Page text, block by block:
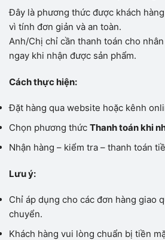
Đây là phương thức được khách
vì tính đơn giản và an toàn.
Anh/Chị chỉ cần thanh toán cho
ngay khi nhận được sản phẩm.
Cách thực hiện:
Đặt hàng qua website hoặc kênh
Chọn phương thức Thanh toán khi
Nhận hàng – kiểm tra – thanh toán
Lưu ý:
Chỉ áp dụng cho các đơn hàng giao
chuyển.
Khách hàng vui lòng chuẩn bị tiền